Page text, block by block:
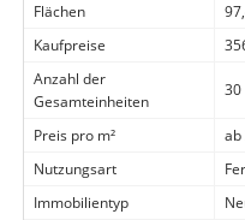
Flächen
Kaufpreise
Anzahl der
Gesamteinheiten
30
Preis pro m²
ab
Nutzungsart
Immobilientyp